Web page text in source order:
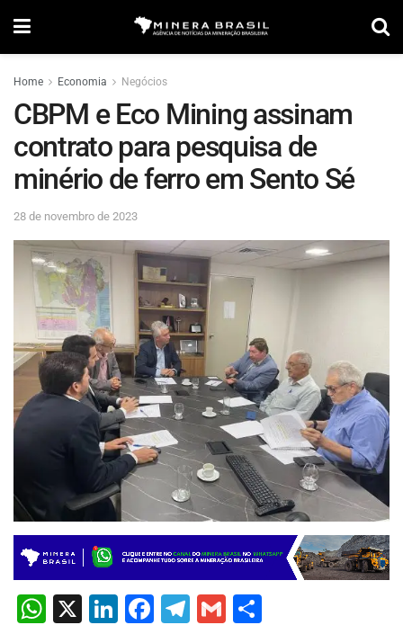
Home Economia Negócios
CBPM e Eco Mining assinam
contrato para pesquisa de
minério de ferro em Sento Sé
28 de novembro de 2023
W
X
Li
F
T
G